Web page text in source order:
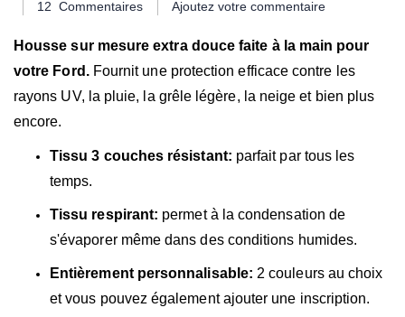
100
12 Commentaires Ajoutez votre commentaire
Housse sur mesure extra douce faite à la main pour
votre Ford.Fournit une protection efficace contre les
rayons UV, la pluie, la grêle légère, la neige et bien plus
encore.
Tissu 3 couches résistant: parfait par tous les
temps.
Tissu respirant: permet à la condensation de
s'évaporer même dans des conditions humides.
Entièrement personnalisable: 2 couleurs au choix
et vous pouvez également ajouter une inscription.